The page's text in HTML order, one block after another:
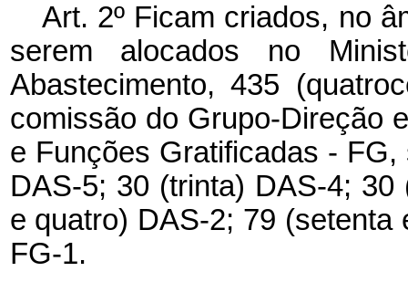
Art. 2º Ficam criados, no
serem alocados no
Abastecimento, 435
comissão do Grupo-Direção
e Funções Gratificadas -
DAS-5; 30 (trinta) DAS-4;
e quatro) DAS-2; 79
FG-1.